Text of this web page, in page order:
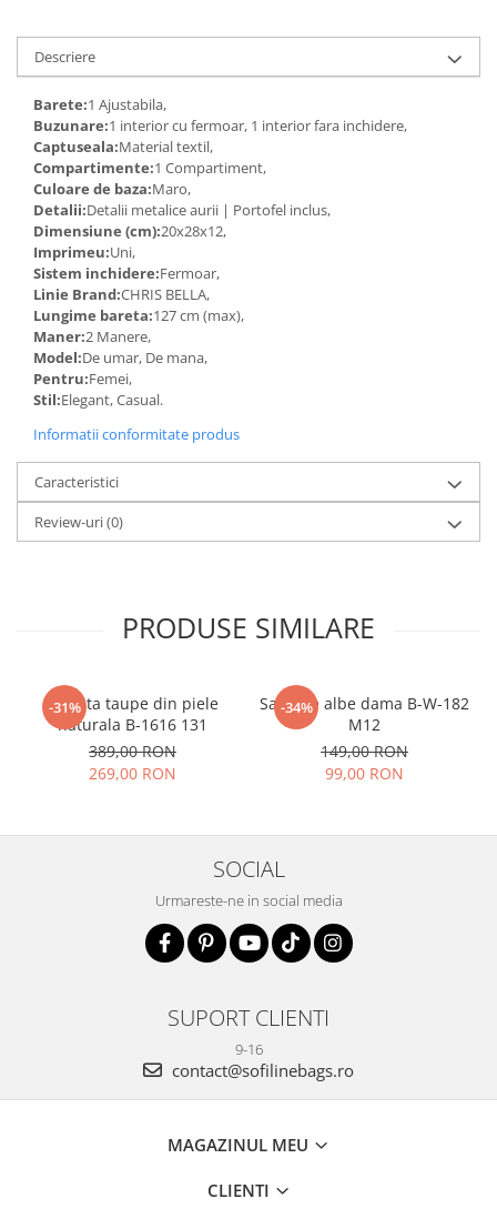
Descriere
Barete:1 Ajustabila,
Buzunare:1 interior cu fermoar, 1 interior fara inchidere,
Captuseala:Material textil,
Compartimente:1 Compartiment,
Culoare de baza:Maro,
Detalii:Detalii metalice aurii | Portofel inclus,
Dimensiune (cm):20x28x12,
Imprimeu:Uni,
Sistem inchidere:Fermoar,
Linie Brand:CHRIS BELLA,
Lungime bareta:127 cm (max),
Maner:2 Manere,
Model:De umar, De mana,
Pentru:Femei,
Stil:Elegant, Casual.
Informatii conformitate produs
Caracteristici
Review-uri(0)
PRODUSE SIMILARE
-31%
Geanta taupe din piele
naturala B-1616 131
389,00 RON
269,00 RON
-34%
Sandale albe dama B-W-182
M12
149,00 RON
99,00 RON
SOCIAL
Urmareste-ne in social media
SUPORT CLIENTI
9-16
contact@sofilinebags.ro
MAGAZINUL MEU
CLIENTI